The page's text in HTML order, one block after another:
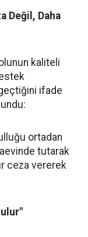
Değil, Daha
kaliteli
ifade
ortadan
tutarak
ceza vererek